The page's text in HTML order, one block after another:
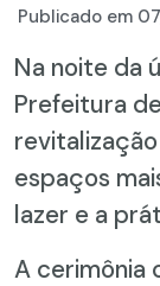
Publicado em
Na noite da
Prefeitura
espaços
lazer e a
A cerimônia